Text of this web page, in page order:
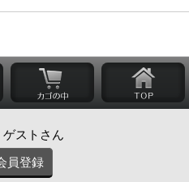
ゲストさん
員登録